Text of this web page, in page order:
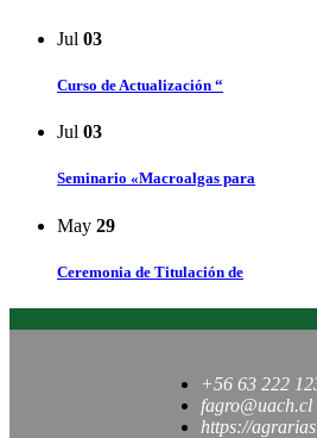
Jul 03
Curso de Actualización “
Jul 03
Seminario «Macroalgas para
May 29
Ceremonia de Titulación de
+56 63 222
fagro@uach.cl
https://